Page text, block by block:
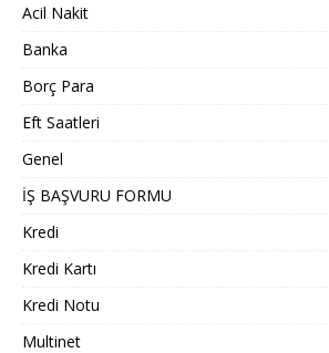
Acil Nakit
Banka
Borç Para
Eft Saatleri
Genel
İŞ BAŞVURU FORMU
Kredi
Kredi Kartı
Kredi Notu
Multinet